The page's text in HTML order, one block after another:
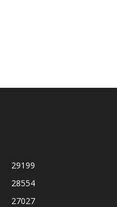
29199
28554
27027